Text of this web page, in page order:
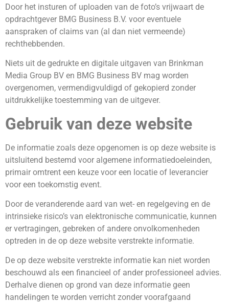
Door het insturen of uploaden van de foto’s vrijwaart de
opdrachtgever BMG Business B.V. voor eventuele
aanspraken of claims van (al dan niet vermeende)
rechthebbenden.
Niets uit de gedrukte en digitale uitgaven van Brinkman
Media Group BV en BMG Business BV mag worden
overgenomen, vermendigvuldigd of gekopierd zonder
uitdrukkelijke toestemming van de uitgever.
Gebruik van deze website
De informatie zoals deze opgenomen is op deze website is
uitsluitend bestemd voor algemene informatiedoeleinden,
primair omtrent een keuze voor een locatie of leverancier
voor een toekomstig event.
Door de veranderende aard van wet- en regelgeving en de
intrinsieke risico’s van elektronische communicatie, kunnen
er vertragingen, gebreken of andere onvolkomenheden
optreden in de op deze website verstrekte informatie.
De op deze website verstrekte informatie kan niet worden
beschouwd als een financieel of ander professioneel advies.
Derhalve dienen op grond van deze informatie geen
handelingen te worden verricht zonder voorafgaand